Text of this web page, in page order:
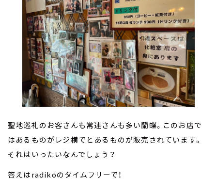
聖地巡礼のお客さんも常連さんも多い蘭蝶。このお店で
はあるものがレジ横でとあるものが販売されています。
それはいったいなんでしょう？
答えはradikoのタイムフリーで！